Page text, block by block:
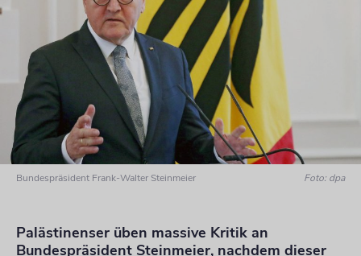
Bundespräsident Frank-Walter Steinmeier Foto: dpa
Palästinenser üben massive Kritik an
Bundespräsident Steinmeier, nachdem dieser